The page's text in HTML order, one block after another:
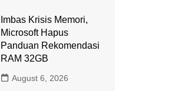
Imbas Krisis Memori,
Microsoft Hapus
Panduan Rekomendasi
RAM 32GB
August 6, 2026